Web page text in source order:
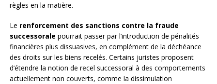
règles en la matière.
Le renforcement des sanctions contre la fraude
successorale pourrait passer par l’introduction de pénalités
financières plus dissuasives, en complément de la déchéance
des droits sur les biens recelés. Certains juristes proposent
d’étendre la notion de recel successoral à des comportements
actuellement non couverts, comme la dissimulation